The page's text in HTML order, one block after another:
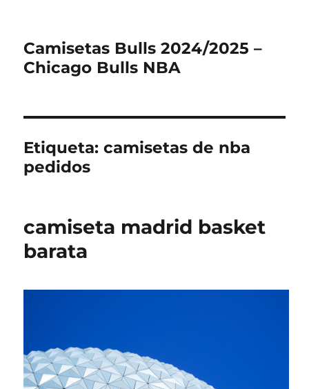
Camisetas Bulls 2024/2025 –
Chicago Bulls NBA
Etiqueta:camisetas de nba
pedidos
camiseta madrid basket
barata